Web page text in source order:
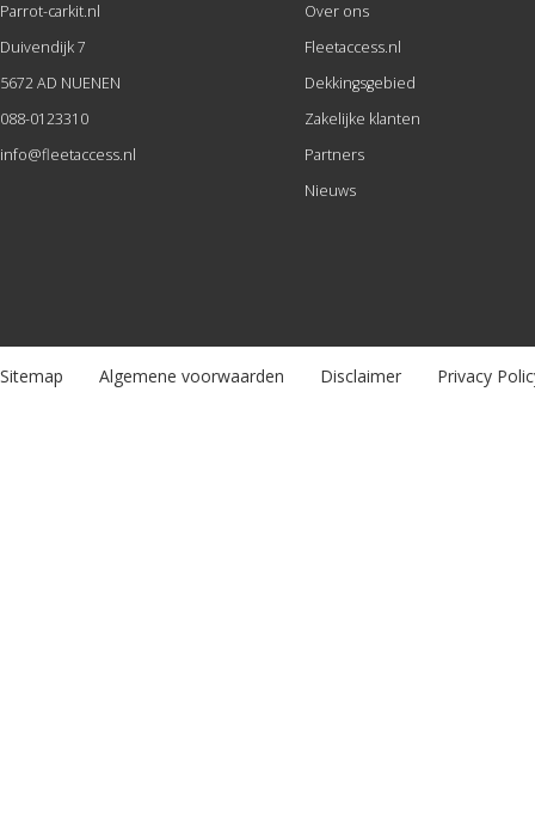
Parrot-carkit.nl
Duivendijk 7
5672 AD NUENEN
088-0123310
info@fleetaccess.nl
Over ons
Fleetaccess.nl
Dekkingsgebied
Zakelijke klanten
Partners
Nieuws
Sitemap Algemene voorwaarden Disclaimer Privacy